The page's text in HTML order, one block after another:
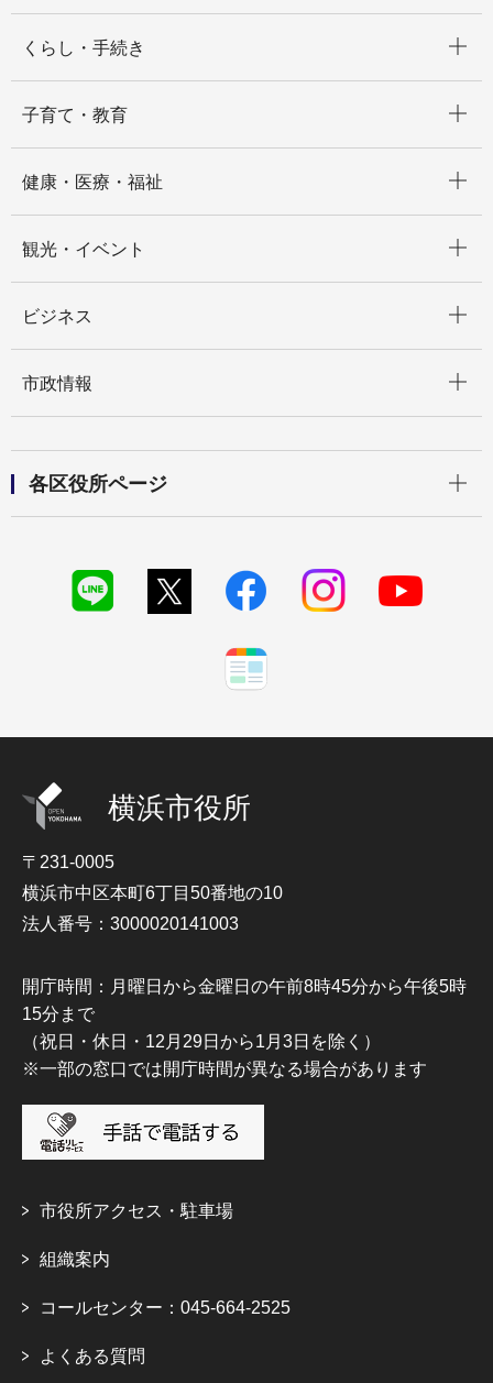
くらし・手続き
子育て・教育
健康・医療・福祉
観光・イベント
ビジネス
市政情報
各区役所ページ
横浜市役所
〒231-0005
横浜市中区本町6丁目50番地の10
法人番号：3000020141003
開庁時間：月曜日から金曜日の午前8時45分から午後5時
15分まで
（祝日・休日・12月29日から1月3日を除く）
※一部の窓口では開庁時間が異なる場合があります
市役所アクセス・駐車場
組織案内
コールセンター：045-664-2525
よくある質問